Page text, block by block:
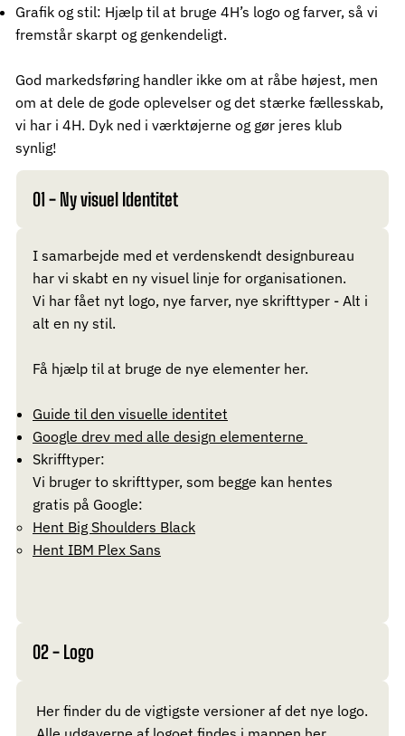
Grafik og stil: Hjælp til at bruge 4H’s logo og farver, så vi
fremstår skarpt og genkendeligt.
God markedsføring handler ikke om at råbe højest, men
om at dele de gode oplevelser og det stærke fællesskab,
vi har i 4H. Dyk ned i værktøjerne og gør jeres klub
synlig!
01 - Ny visuel Identitet
I samarbejde med et verdenskendt designbureau
har vi skabt en ny visuel linje for organisationen.
Vi har fået nyt logo, nye farver, nye skrifttyper - Alt i
alt en ny stil.
Få hjælp til at bruge de nye elementer her.
Guide til den visuelle identitet
Google drev med alle design elementerne
Skrifftyper:
Vi bruger to skrifttyper, som begge kan hentes
gratis på Google:
Hent Big Shoulders Black​
Hent IBM Plex Sans
02 - Logo
Her finder du de vigtigste versioner af det nye logo.